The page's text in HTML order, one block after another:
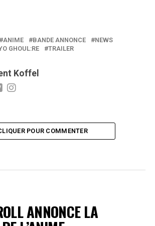
ANIME BANDE ANNONCE
NEWS
GHOUL:RE TRAILER
Koffel
POUR COMMENTER
ANNONCE LA